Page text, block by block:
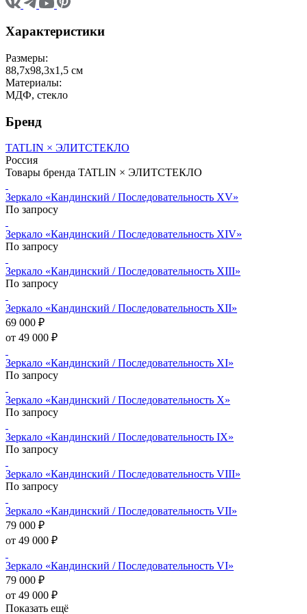
Характеристики
Размеры:
88,7х98,3х1,5 см
Материалы:
МДФ, стекло
Бренд
TATLIN × ЭЛИТСТЕКЛО
Россия
Товары бренда TATLIN × ЭЛИТСТЕКЛО
Зеркало «Кандинский / Последовательность XV»
По запросу
Зеркало «Кандинский / Последовательность XIV»
По запросу
Зеркало «Кандинский / Последовательность XIII»
По запросу
Зеркало «Кандинский / Последовательность XII»
69 000 ₽
от 49 000 ₽
Зеркало «Кандинский / Последовательность XI»
По запросу
Зеркало «Кандинский / Последовательность X»
По запросу
Зеркало «Кандинский / Последовательность IX»
По запросу
Зеркало «Кандинский / Последовательность VIII»
По запросу
Зеркало «Кандинский / Последовательность VII»
79 000 ₽
от 49 000 ₽
Зеркало «Кандинский / Последовательность VI»
79 000 ₽
от 49 000 ₽
Показать ещё